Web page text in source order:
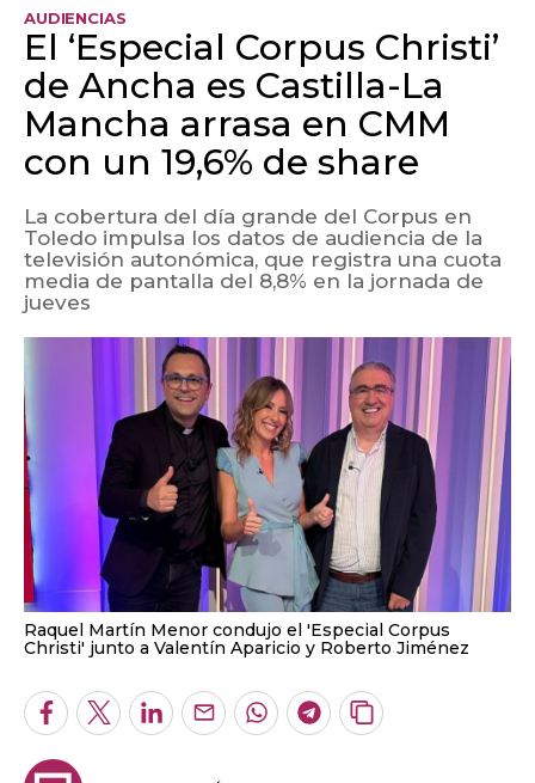
AUDIENCIAS
El ‘Especial Corpus Christi’
de Ancha es Castilla-La
Mancha arrasa en CMM
con un 19,6% de share
La cobertura del día grande del Corpus en
Toledo impulsa los datos de audiencia de la
televisión autonómica, que registra una cuota
media de pantalla del 8,8% en la jornada de
jueves
Raquel Martín Menor condujo el 'Especial Corpus
Christi' junto a Valentín Aparicio y Roberto Jiménez
Facebook
TwitterLinkedInEnviarWhatsapp
Telegram
Copiar